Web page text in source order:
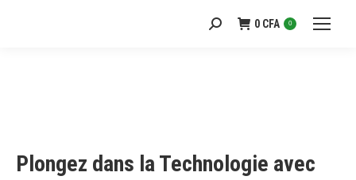
Recherche
0 CFA 0
Plongez dans la Technologie avec